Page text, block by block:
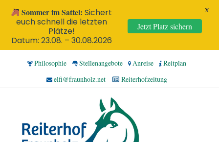
Philosophie Stellenangebote Anreise
Reitplan
elfi@fraunholz.net
Reiterhofzeitung
Sommer im Sattel:Sichert
euch schnell die letzten
Plätze!
Datum: 23.08. – 30.08.2026
Jetzt Platz sichern
X